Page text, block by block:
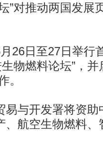
”对推动两国发展
日至27日举行
物燃料论坛”，
。
与开发署将资助
、航空生物燃料、